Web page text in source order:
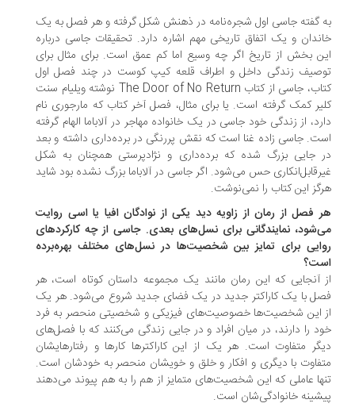
گفته جاسی اول شجره‌­نامه در ذهنش شکل گرفته و هر فصل به یک
و یک اتفاق تاریخی مهم اشاره دارد. تحقیقات جاسی درباره
بخش از تاریخ اگر چه وسیع اما کم عمق است. برای مثال برای
زندگی داخل و اطراف قلعه کیپ کوست در چند فصل اول
کتاب، جاسی از کتاب The Door of No Return نوشته ویلیام سنت
کمک گرفته است. یا برای مثال، فصل آخر کتاب که مارجوری نام
از زندگی خود جاسی در یک خانواده مهاجر در آلاباما الهام گرفته
جاسی زاده غنا است که نقش پررنگی در برده‌­داری داشته و بعد
جایی بزرگ شده که برده‌­داری و نژادپرستی همچنان به شکل
حس می­‌شود. اگر جاسی در آلاباما بزرگ نشده بود شاید
این کتاب را نمی­‌نوشت.
فصل از رمان از زاویه دید یکی از نوادگان افیا یا اسی روایت
نمایندگانی برای نسل‌های بعدی. جاسی از چه کارکردهای
برای تمایز بین شخصیت‌ها در نسل‌های مختلف بهره‌برده
آنجایی که این رمان مانند یک مجموعه داستان کوتاه است، هر
با یک کاراکتر جدید در یک فضای جدید شروع می‌­شود. هر یک
این شخصیت‌­ها خصوصیت­‌های فیزیکی و شخصیتی منحصر به فرد
را دارند، در میان افراد و در جایی زندگی می­‌کنند که با فصل‌­های
متفاوت است. هر یک از این کاراکترها کارها و رفتارهایشان
با دیگری و افکار و خلق و خویشان منحصر به خودشان است.
عاملی که این شخصیت‌­های متمایز از هم را به هم پیوند می‌­دهند
خانوادگی­‌شان است.